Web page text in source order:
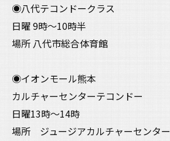
◉八代テコンドークラス
日曜 9時〜10時半
場所 八代市総合体育館
◉イオンモール熊本
カルチャーセンターテコンドー
日曜13時〜14時
場所 ジュージアカルチャーセンター